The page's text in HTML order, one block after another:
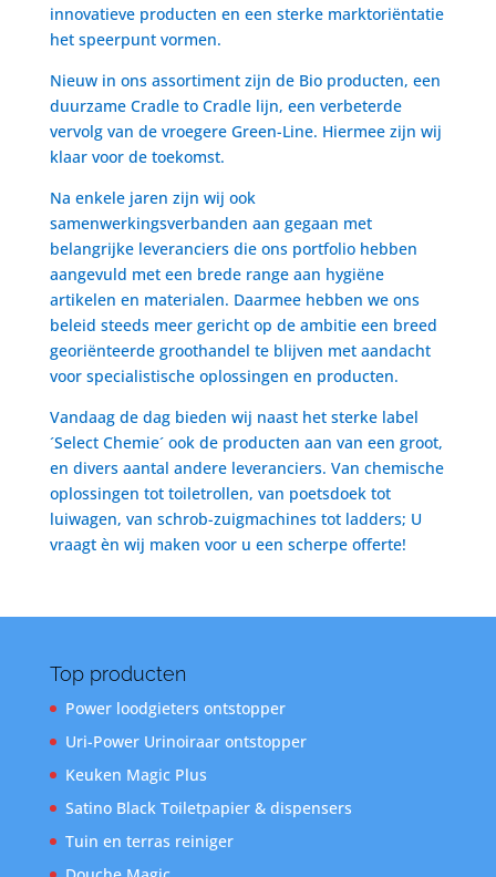
innovatieve producten en een sterke marktoriëntatie
het speerpunt vormen.
Nieuw in ons assortiment zijn de Bio producten, een
duurzame Cradle to Cradle lijn, een verbeterde
vervolg van de vroegere Green-Line. Hiermee zijn wij
klaar voor de toekomst.
Na enkele jaren zijn wij ook
samenwerkingsverbanden aan gegaan met
belangrijke leveranciers die ons portfolio hebben
aangevuld met een brede range aan hygiëne
artikelen en materialen. Daarmee hebben we ons
beleid steeds meer gericht op de ambitie een breed
georiënteerde groothandel te blijven met aandacht
voor specialistische oplossingen en producten.
Vandaag de dag bieden wij naast het sterke label
´Select Chemie´ ook de producten aan van een groot,
en divers aantal andere leveranciers. Van chemische
oplossingen tot toiletrollen, van poetsdoek tot
luiwagen, van schrob-zuigmachines tot ladders; U
vraagt èn wij maken voor u een scherpe offerte!
Top producten
Power loodgieters ontstopper
Uri-Power Urinoiraar ontstopper
Keuken Magic Plus
Satino Black Toiletpapier & dispensers
Tuin en terras reiniger